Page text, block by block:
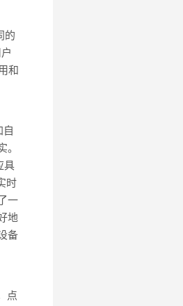
的
和
自
。
具
时
一
地
备
点